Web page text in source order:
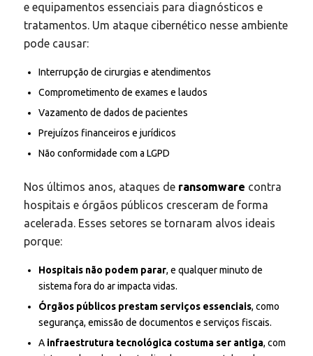
e equipamentos essenciais para diagnósticos e
tratamentos. Um ataque cibernético nesse ambiente
pode causar:
Interrupção de cirurgias e atendimentos
Comprometimento de exames e laudos
Vazamento de dados de pacientes
Prejuízos financeiros e jurídicos
Não conformidade com a LGPD
Nos últimos anos, ataques de ransomware contra
hospitais e órgãos públicos cresceram de forma
acelerada. Esses setores se tornaram alvos ideais
porque:
Hospitais não podem parar, e qualquer minuto de
sistema fora do ar impacta vidas.
Órgãos públicos prestam serviços essenciais, como
segurança, emissão de documentos e serviços fiscais.
A infraestrutura tecnológica costuma ser antiga, com